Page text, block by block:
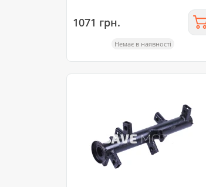
1071 грн.
Немає в наявності